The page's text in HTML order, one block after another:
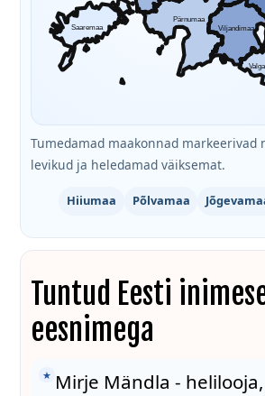
Saaremaa
Pärnumaa
Viljandimaa
Tumedamad maakonnad markeerivad
levikud ja heledamad väiksemat.
Hiiumaa Põlvamaa
Tuntud Eesti
eesnimega
★ Mirje Mändla -